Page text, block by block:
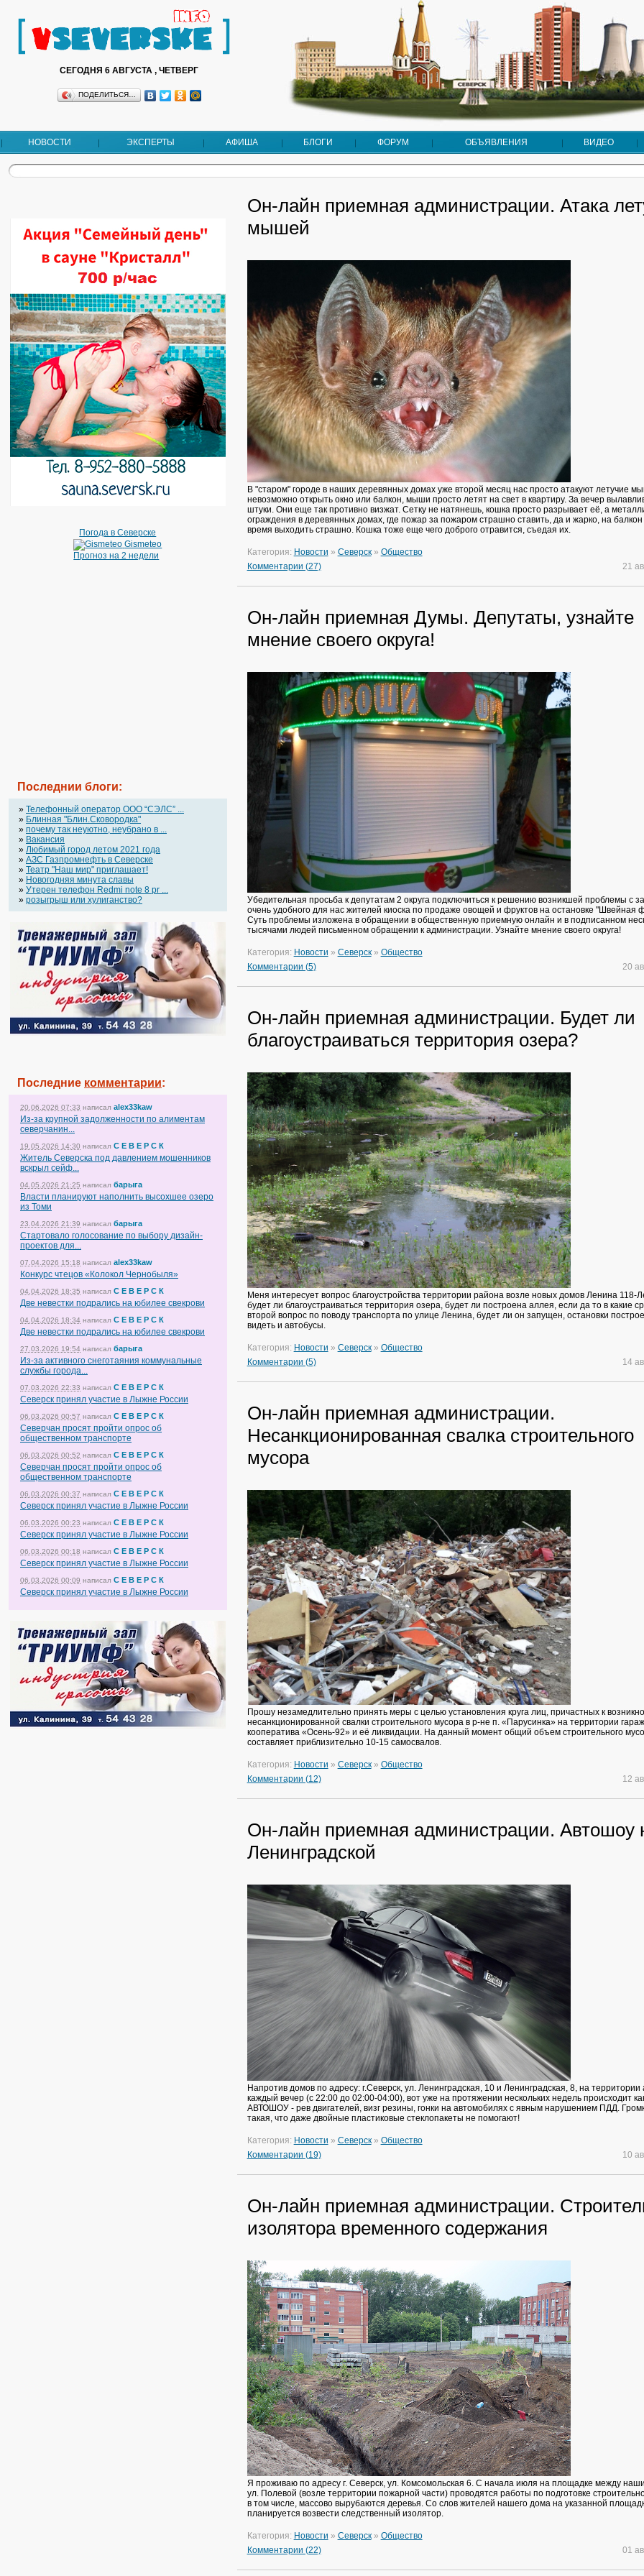
СЕГОДНЯ 6 АВГУСТА , ЧЕТВЕРГ
ПОДЕЛИТЬСЯ…
НОВОСТИ ЭКСПЕРТЫ АФИША БЛОГИ ФОРУМ ОБЪЯВЛЕНИЯ ВИДЕО
Погода в Северске
Gismeteo
Прогноз на 2 недели
Последнии блоги:
» Телефонный оператор OOO “СЭЛС” ...
» Блинная "Блин.Сковородка"
» почему так неуютно, неубрано в ...
» Вакансия
» Любимый город летом 2021 года
» АЗС Газпромнефть в Северске
» Театр "Наш мир" приглашает!
» Новогодняя минута славы
» Утерен телефон Redmi note 8 pr ...
» розыгрыш или хулиганство?
Последние комментарии:
20.06.2026 07:33 написал alex33kaw
Из-за крупной задолженности по алиментам
северчанин...
19.05.2026 14:30 написал С Е В Е Р С К
Житель Северска под давлением мошенников
вскрыл сейф...
04.05.2026 21:25 написал барыга
Власти планируют наполнить высохшее озеро
из Томи
23.04.2026 21:39 написал барыга
Стартовало голосование по выбору дизайн-
проектов для...
07.04.2026 15:18 написал alex33kaw
Конкурс чтецов «Колокол Чернобыля»
04.04.2026 18:35 написал С Е В Е Р С К
Две невестки подрались на юбилее свекрови
04.04.2026 18:34 написал С Е В Е Р С К
Две невестки подрались на юбилее свекрови
27.03.2026 19:54 написал барыга
Из-за активного снеготаяния коммунальные
службы города...
07.03.2026 22:33 написал С Е В Е Р С К
Северск принял участие в Лыжне России
06.03.2026 00:57 написал С Е В Е Р С К
Северчан просят пройти опрос об
общественном транспорте
06.03.2026 00:52 написал С Е В Е Р С К
Северчан просят пройти опрос об
общественном транспорте
06.03.2026 00:37 написал С Е В Е Р С К
Северск принял участие в Лыжне России
06.03.2026 00:23 написал С Е В Е Р С К
Северск принял участие в Лыжне России
06.03.2026 00:18 написал С Е В Е Р С К
Северск принял участие в Лыжне России
06.03.2026 00:09 написал С Е В Е Р С К
Северск принял участие в Лыжне России
Он-лайн приемная администрации. Атака
мышей
В "старом" городе в наших деревянных домах уже второй месяц нас просто атакуют летучие
невозможно открыть окно или балкон, мыши просто летят на свет в квартиру. За вечер
штуки. Они еще так противно визжат. Сетку не натянешь, кошка просто разрывает её, а
ограждения в деревянных домах, где пожар за пожаром страшно ставить, да и жарко, на балкон
время выходить страшно. Кошка тоже еще чего доброго отравится, съедая их.
Категория: Новости » Северск» Общество
Комментарии (27)
21
Он-лайн приемная Думы. Депутаты, узнайте
мнение своего округа!
Убедительная просьба к депутатам 2 округа подключиться к решению возникшей проблемы с
очень удобного для нас жителей киоска по продаже овощей и фруктов на остановке "Швейная
Суть проблемы изложена в обращении в общественную приемную онлайн и в подписанном
тысячами людей письменном обращении к администрации. Узнайте мнение своего округа!
Категория: Новости » Северск» Общество
Комментарии (5)
20
Он-лайн приемная администрации. Будет ли
благоустраиваться территория озера?
Меня интересует вопрос благоустройства территории района возле новых домов Ленина 118-
будет ли благоустраиваться территория озера, будет ли построена аллея, если да то в какие
второй вопрос по поводу транспорта по улице Ленина, будет ли он запущен, остановки
видеть и автобусы.
Категория: Новости » Северск» Общество
Комментарии (5)
14
Он-лайн приемная администрации.
Несанкционированная свалка строительного
мусора
Прошу незамедлительно принять меры с целью установления круга лиц, причастных к
несанкционированной свалки строительного мусора в р-не п. «Парусинка» на территории
кооператива «Осень-92» и её ликвидации. На данный момент общий объем строительного
составляет приблизительно 10-15 самосвалов.
Категория: Новости » Северск» Общество
Комментарии (12)
12
Он-лайн приемная администрации. Автошоу
Ленинградской
Напротив домов по адресу: г.Северск, ул. Ленинградская, 10 и Ленинградская, 8, на территории
каждый вечер (с 22:00 до 02:00-04:00), вот уже на протяжении нескольких недель происходит
АВТОШОУ - рев двигателей, визг резины, гонки на автомобилях с явным нарушением ПДД.
такая, что даже двойные пластиковые стеклопакеты не помогают!
Категория: Новости » Северск» Общество
Комментарии (19)
10
Он-лайн приемная администрации.
изолятора временного содержания
Я проживаю по адресу г. Северск, ул. Комсомольская 6. С начала июля на площадке между
ул. Полевой (возле территории пожарной части) проводятся работы по подготовке
в том числе, массово вырубаются деревья. Со слов жителей нашего дома на указанной
планируется возвести следственный изолятор.
Категория: Новости » Северск» Общество
Комментарии (22)
01